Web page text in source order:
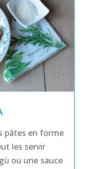
pâtes en forme
les servir
ou une sauce